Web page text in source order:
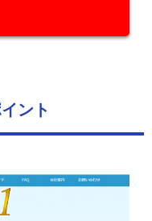
ント